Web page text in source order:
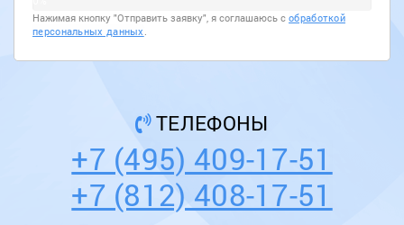
Нажимая кнопку "Отправить заявку", я соглашаюсь с обработкой
персональных данных .
ТЕЛЕФОНЫ
+7 (495) 409-17-51
+7 (812) 408-17-51